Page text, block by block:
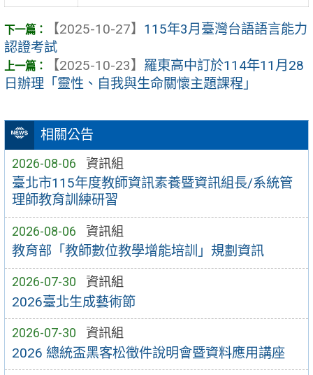
相關公告
2026-08-06 資訊組
臺北市115年度教師資訊素養暨資訊組長/系統管
理師教育訓練研習
2026-08-06 資訊組
教育部「教師數位教學增能培訓」規劃資訊
2026-07-30 資訊組
2026臺北生成藝術節
2026-07-30 資訊組
2026 總統盃黑客松徵件說明會暨資料應用講座
【2025-10-27】 115年3月臺灣台語語言能力
認證考試
【2025-10-23】 羅東高中訂於114年11月28
日辦理「靈性、自我與生命關懷主題課程」